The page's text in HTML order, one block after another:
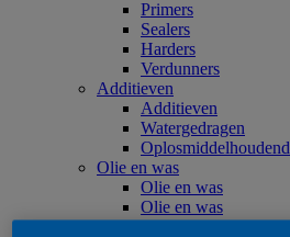
Primers
Sealers
Harders
Verdunners
Additieven
Additieven
Watergedragen
Oplosmiddelhoudend
Olie en was
Olie en was
Olie en was
Onderhoud